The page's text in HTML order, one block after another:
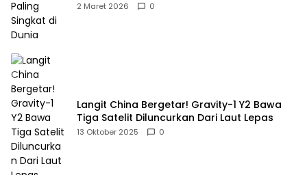
2 Maret 2026 0
Langit China Bergetar! Gravity-1 Y2 Bawa
Tiga Satelit Diluncurkan Dari Laut Lepas
13 Oktober 2025 0